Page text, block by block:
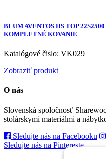
BLUM AVENTOS HS TOP
KOMPLETNÉ KOVANIE
Katalógové čislo: VK029
Zobraziť produkt
O nás
Slovenská spoločnosť
stolárskymi materiálmi a
Sledujte nás na Facebooku
Sledujte nás na Pintereste